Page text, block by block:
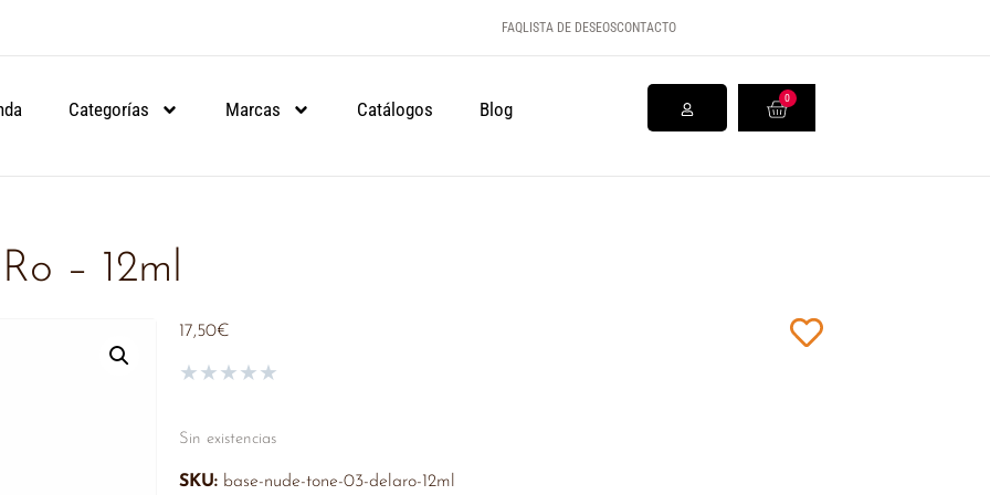
DE 90€.
DE 90€.
DE 90€.
FAQLISTA DE DESEOSCONTACTO
Categorías Marcas Catálogos Blog
0
– 12ml
17,50€
★★★★★
Sin existencias
SKU: base-nude-tone-03-delaro-12ml